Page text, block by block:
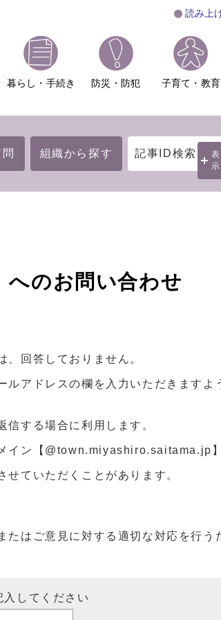
読み上
暮らし・手続き 防災・防犯 子育て・教育
組織から探す 記事ID検索
表
示
へのお問い合わせ
回答しておりません。
アドレスの欄を入力いただきます
する場合に利用します。
イン【@town.miyashiro.saitama.jp
ていただくことがあります。
はご意見に対する適切な対応を行
してください